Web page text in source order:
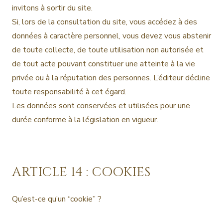
invitons à sortir du site.
Si, lors de la consultation du site, vous accédez à des
données à caractère personnel, vous devez vous abstenir
de toute collecte, de toute utilisation non autorisée et
de tout acte pouvant constituer une atteinte à la vie
privée ou à la réputation des personnes. L’éditeur décline
toute responsabilité à cet égard.
Les données sont conservées et utilisées pour une
durée conforme à la législation en vigueur.
ARTICLE 14 : COOKIES
Qu’est-ce qu’un “cookie” ?